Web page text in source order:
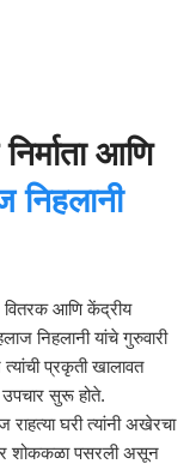
आणि
निहलानी
वितरक आणि केंद्रीय
निहलानी यांचे गुरुवारी
प्रकृती खालावत
उपचार सुरू होते.
घरी त्यांनी अखेरचा
शोककळा पसरली असून